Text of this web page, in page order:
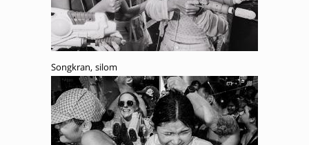
Songkran, silom